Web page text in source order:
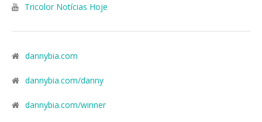
Tricolor Notícias Hoje
dannybia.com
dannybia.com/danny
dannybia.com/winner